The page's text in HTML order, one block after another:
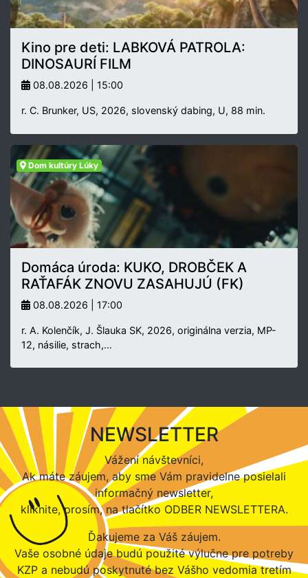
Kino pre deti: LABKOVÁ PATROLA:
DINOSAURÍ FILM
08.08.2026 | 15:00
r. C. Brunker, US, 2026, slovenský dabing, U, 88 min.
Dom kultúry Lúky
Domáca úroda: KUKO, DROBČEK A
RAŤAFÁK ZNOVU ZASAHUJÚ (FK)
08.08.2026 | 17:00
r. A. Kolenčík, J. Šlauka SK, 2026, originálna verzia, MP-
12, násilie, strach,…
NEWSLETTER
Vážení návštevníci,
Ak máte záujem, aby sme Vám pravidelne posielali
informačný newsletter,
kliknite, prosím, na tlačítko ODBER NEWSLETTERA.
Ďakujeme za Váš záujem.
Vaše osobné údaje budú použité výlučne pre potreby
KZP a nebudú poskytnuté bez Vášho vedomia tretím